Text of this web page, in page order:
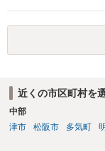
者宛に養育費を支払
一部含まれています
けではないという事
だとしても学費の請
近くの市区町村を
中部
津市
松阪市 多気町